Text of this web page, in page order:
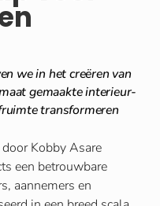
we in het creëren van
gemaakte interieur-
transformeren
Kobby Asare
een betrouwbare
aannemers en